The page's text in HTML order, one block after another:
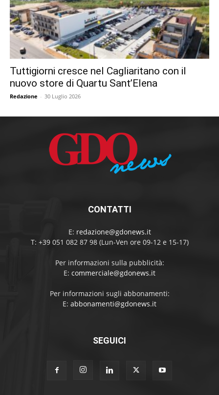
Tuttigiorni cresce nel Cagliaritano con il
nuovo store di Quartu Sant’Elena
Redazione - 30 Luglio 2026
CONTATTI
E: redazione@gdonews.it
T: +39 051 082 87 98 (Lun-Ven ore 09-12 e 15-17)
Per informazioni sulla pubblicità:
E: commerciale@gdonews.it
Per informazioni sugli abbonamenti:
E: abbonamenti@gdonews.it
SEGUICI